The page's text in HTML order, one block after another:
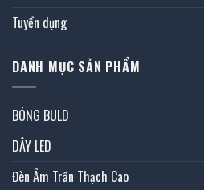
Tuyển dụng
DANH MỤC SẢN PHẨM
BÓNG BULD
DÂY LED
Đèn Âm Trần Thạch Cao